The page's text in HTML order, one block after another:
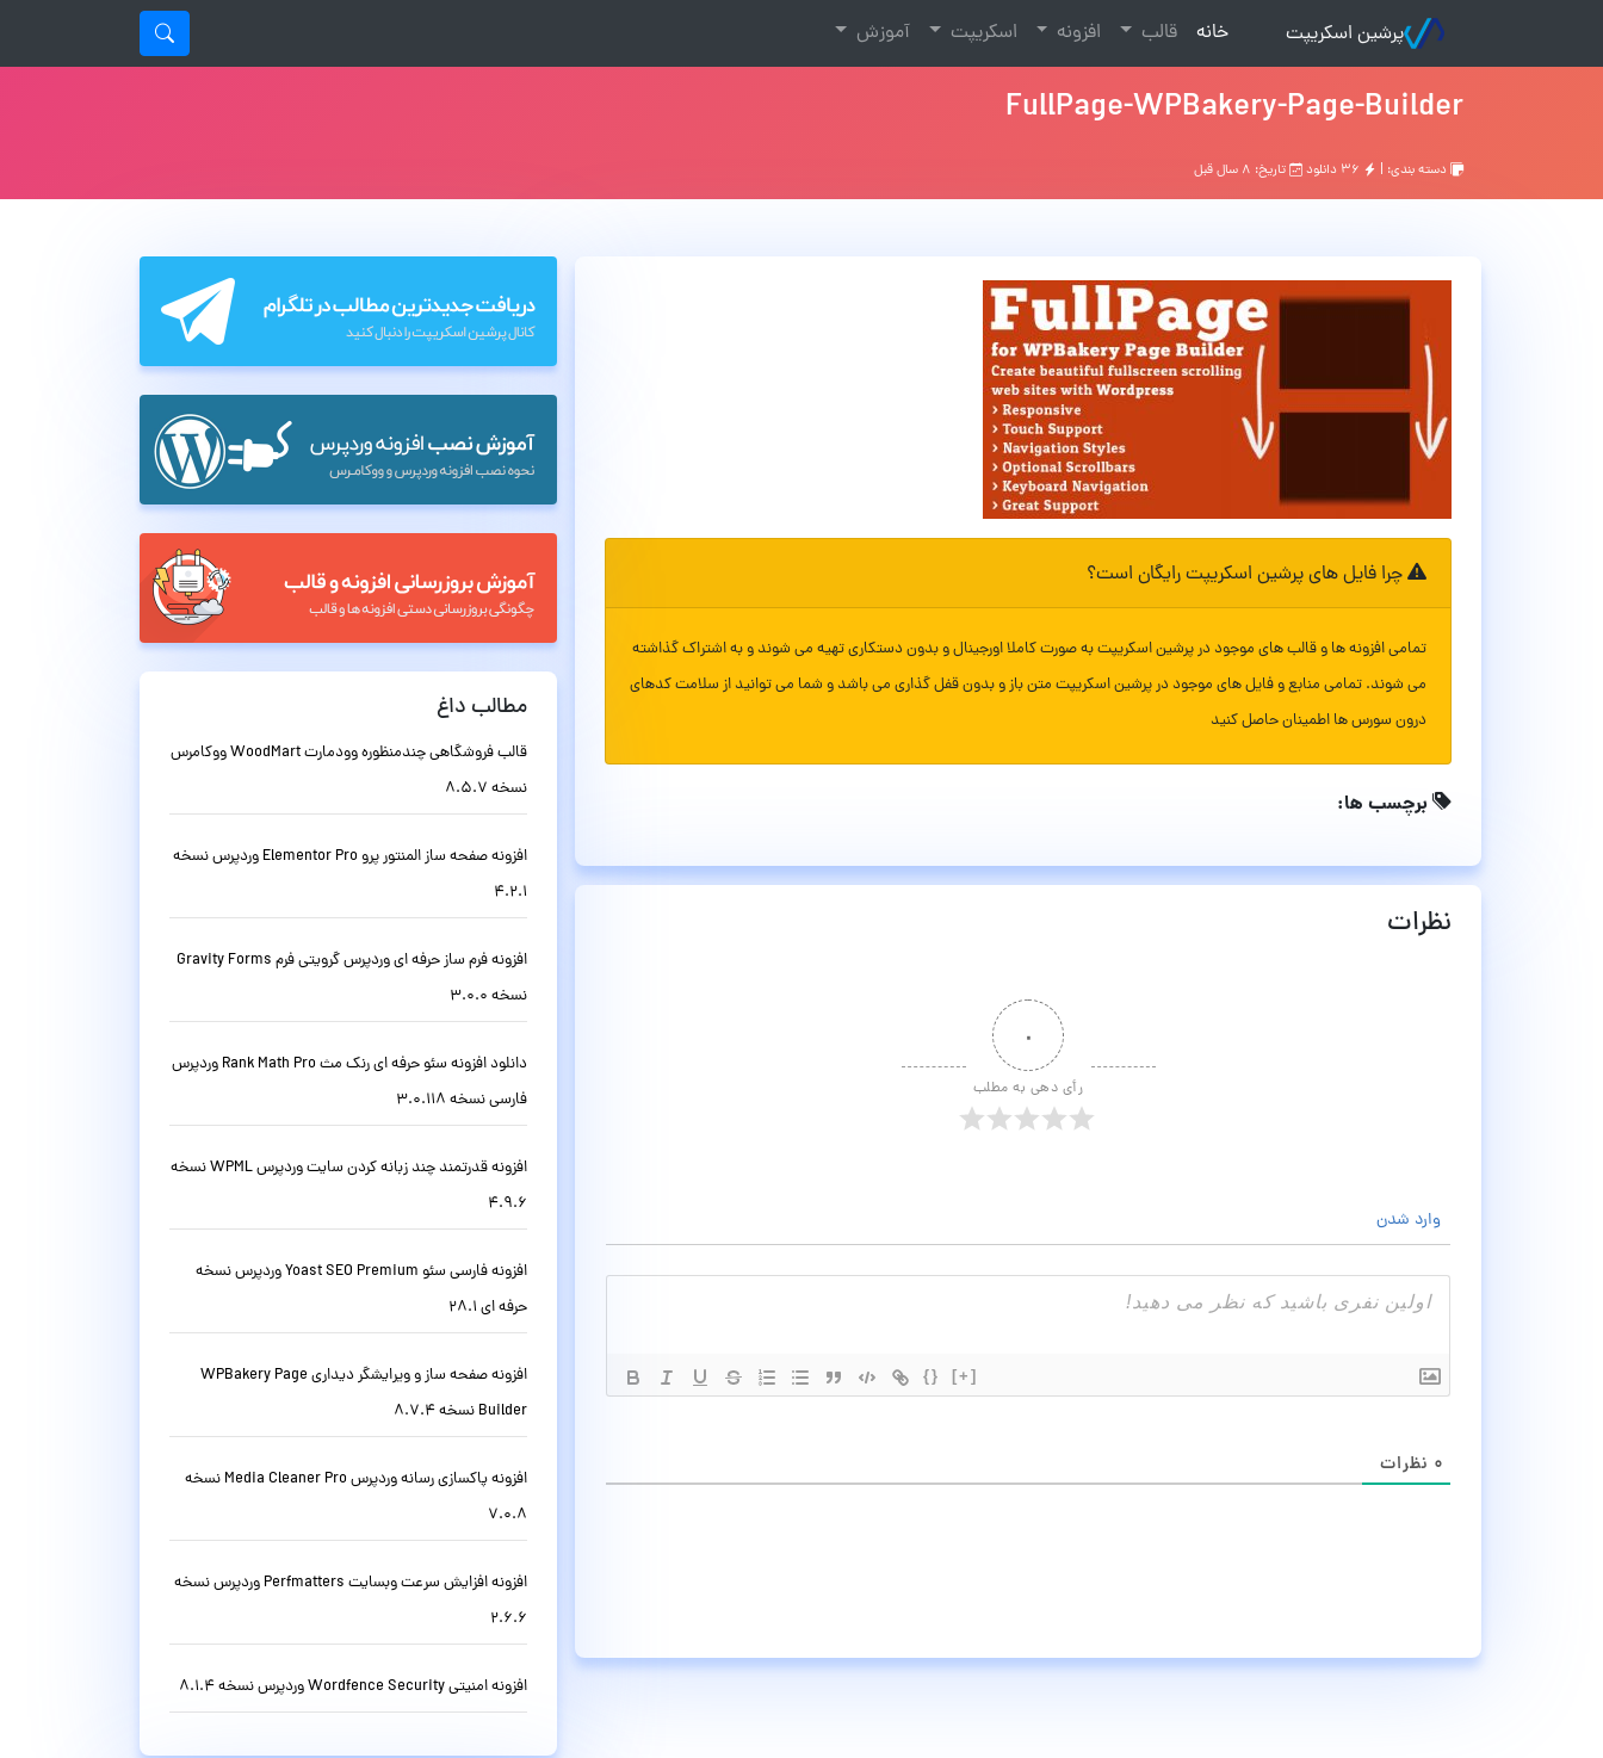
پرشین اسکریپت خانه
(current) قالب افزونه اسکریپت آموزش
FullPage-WPBakery-Page-Builder
دسته بندی: | تاریخ: ۸ سال قبل
چرا فایل های پرشین اسکریپت رایگان است؟
تمامی افزونه ها و قالب های موجود در پرشین اسکریپت به صورت کاملا اورجینال و بدون دستکاری تهیه می شوند و به اشتراک گذاشته
می شوند. تمامی منابع و فایل های موجود در پرشین اسکریپت متن باز و بدون قفل گذاری می باشد و شما می توانید از سلامت کدهای
درون سورس ها اطمینان حاصل کنید
برچسب ها:
نظرات
۰
رأی دهی به مطلب
وارد شدن
{} [+]
۰ نظرات
مطالب داغ
قالب فروشگاهی چندمنظوره وودمارت WoodMart ووکامرس
نسخه 8.5.7
افزونه صفحه ساز المنتور پرو Elementor Pro وردپرس نسخه
4.2.1
افزونه فرم ساز حرفه ای وردپرس گرویتی فرم Gravity Forms
نسخه 3.0.0
دانلود افزونه سئو حرفه ای رنک مث Rank Math Pro وردپرس
فارسی نسخه 3.0.118
افزونه قدرتمند چند زبانه کردن سایت وردپرس WPML نسخه
4.9.6
افزونه فارسی سئو Yoast SEO Premium وردپرس نسخه
حرفه ای 28.1
افزونه صفحه ساز و ویرایشگر دیداری WPBakery Page
Builder نسخه 8.7.4
افزونه پاکسازی رسانه وردپرس Media Cleaner Pro نسخه
7.0.8
افزونه افزایش سرعت وبسایت Perfmatters وردپرس نسخه
2.6.6
افزونه امنیتی Wordfence Security وردپرس نسخه 8.1.4